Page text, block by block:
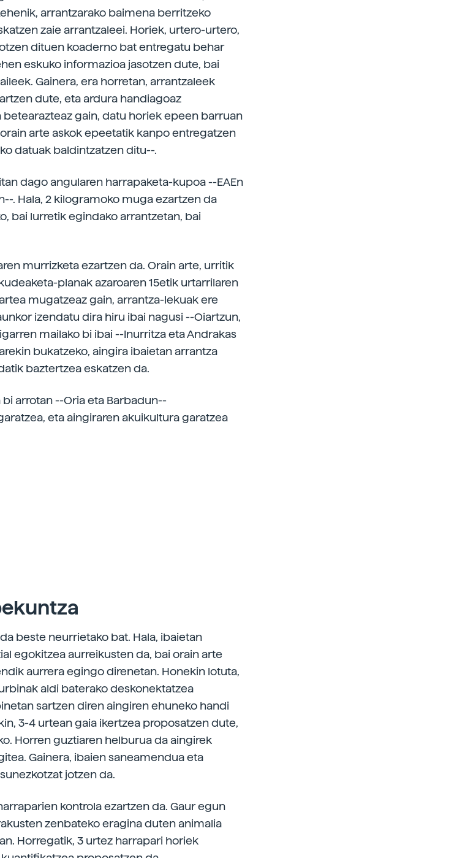
arrantzarako baimena berritzeko
zaie arrantzaleei. Horiek, urtero-urtero,
dituen koaderno bat entregatu behar
eskuko informazioa jasotzen dute, bai
Gainera, era horretan, arrantzaleek
dute, eta ardura handiagoaz
gain, datu horiek epeen barruan
arte askok epeetatik kanpo entregatzen
datuak baldintzatzen ditu--.
dago angularen harrapaketa-kupoa --EAEn
. Hala, 2 kilogramoko muga ezartzen da
bai lurretik egindako arrantzetan, bai
murrizketa ezartzen da. Orain arte, urritik
planak azaroaren 15etik urtarrilaren
mugatzeaz gain, arrantza-lekuak ere
izendatu dira hiru ibai nagusi --Oiartzun,
mailako bi ibai --Inurritza eta Andrakas
bukatzeko, aingira ibaietan arrantza
baztertzea eskatzen da.
arrotan --Oria eta Barbadun--
eta aingiraren akuikultura garatzea
beste neurrietako bat. Hala, ibaietan
egokitzea aurreikusten da, bai orain arte
aurrera egingo direnetan. Honekin lotuta,
aldi baterako deskonektatzea
sartzen diren aingiren ehuneko handi
3-4 urtean gaia ikertzea proposatzen dute,
Horren guztiaren helburua da aingirek
Gainera, ibaien saneamendua eta
jotzen da.
kontrola ezartzen da. Gaur egun
zenbateko eragina duten animalia
Horregatik, 3 urtez harrapari horiek